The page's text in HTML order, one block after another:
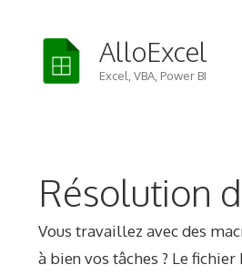
AlloExcel
Excel, VBA, Power BI
Résolution
Vous travaillez avec des
à bien vos tâches ? Le